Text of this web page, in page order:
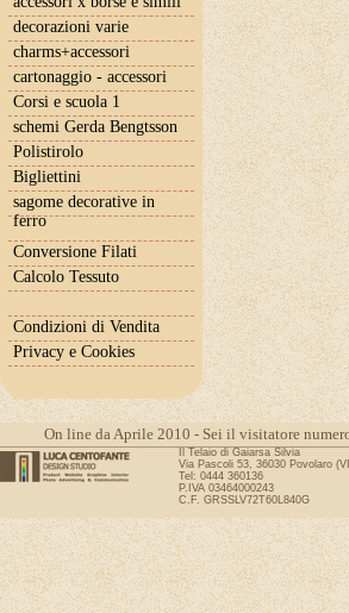
decorazioni varie
charms+accessori
cartonaggio - accessori
Corsi e scuola 1
schemi Gerda Bengtsson
Polistirolo
Bigliettini
sagome decorative in
ferro
Conversione Filati
Calcolo Tessuto
Condizioni di Vendita
Privacy e Cookies
On line da Aprile 2010 - Sei il visitatore
Il Telaio di Gaiarsa Silvia
Via Pascoli 53, 36030 Povolaro
Tel: 0444 360136
P.IVA 03464000243
C.F. GRSSLV72T60L840G